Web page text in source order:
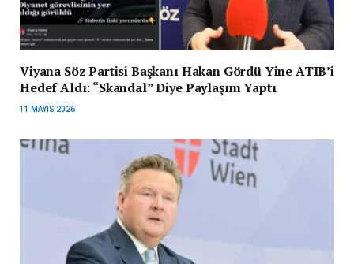
Viyana Söz Partisi Başkanı Hakan Gördü Yine ATIB’i
Hedef Aldı: “Skandal” Diye Paylaşım Yaptı
11 MAYIS 2026